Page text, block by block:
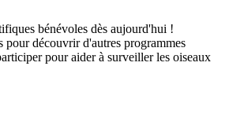
bénévoles dès aujourd'hui !
pour découvrir d'autres programmes
pour aider à surveiller les oiseaux